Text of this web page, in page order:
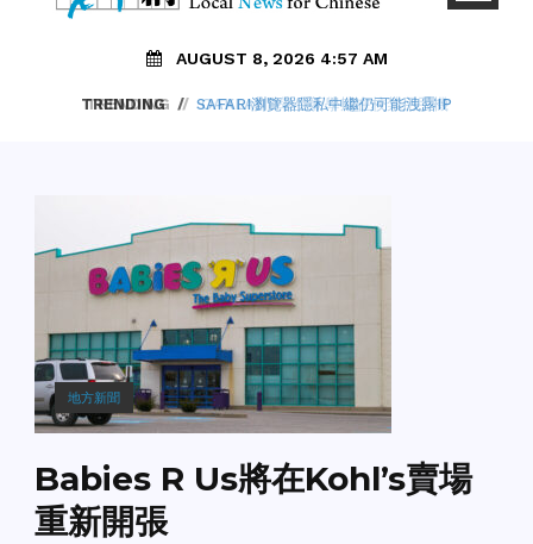
AUGUST 8, 2026 4:57 AM
TRENDING / SAFARI瀏覽器隱私中繼仍可能洩露IP
地方新聞
Babies R Us將在Kohl’s賣場
重新開張